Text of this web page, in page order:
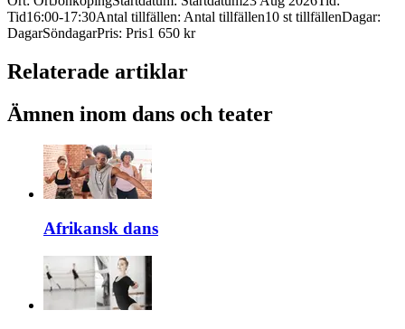
Tid16:00-17:30Antal tillfällen: Antal tillfällen10 st tillfällenDagar:
DagarSöndagarPris: Pris1 650 kr
Relaterade artiklar
Ämnen inom dans och teater
Afrikansk dans